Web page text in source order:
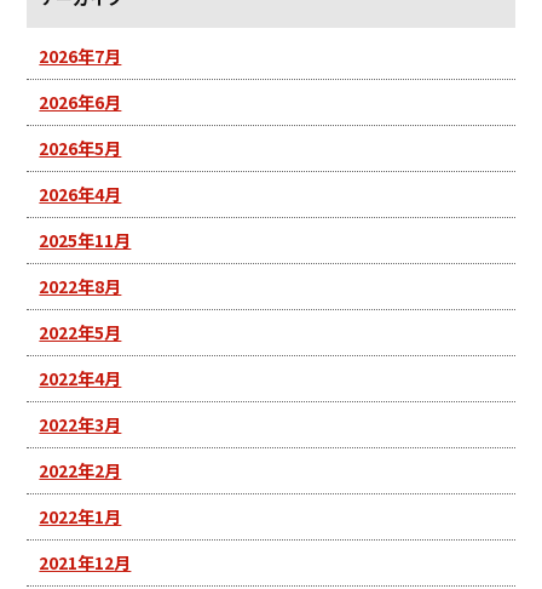
2026年7月
2026年6月
2026年5月
2026年4月
2025年11月
2022年8月
2022年5月
2022年4月
2022年3月
2022年2月
2022年1月
2021年12月